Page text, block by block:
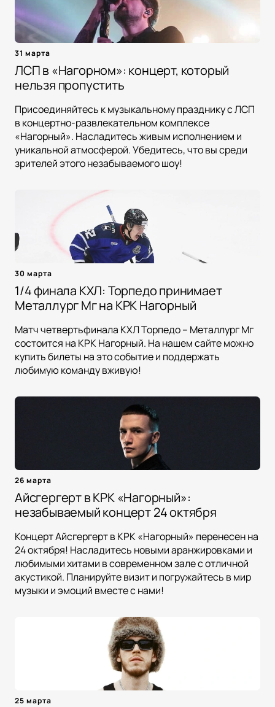
31 марта
ЛСП в «Нагорном»: концерт, который
нельзя пропустить
Присоединяйтесь к музыкальному празднику с ЛСП
в концертно-развлекательном комплексе
«Нагорный». Насладитесь живым исполнением и
уникальной атмосферой. Убедитесь, что вы среди
зрителей этого незабываемого шоу!
30 марта
1/4 финала КХЛ: Торпедо принимает
Металлург Мг на КРК Нагорный
Матч четвертьфинала КХЛ Торпедо – Металлург Мг
состоится на КРК Нагорный. На нашем сайте можно
купить билеты на это событие и поддержать
любимую команду вживую!
26 марта
Айсгергерт в КРК «Нагорный»:
незабываемый концерт 24 октября
Концерт Айсгергерт в КРК «Нагорный» перенесен на
24 октября! Насладитесь новыми аранжировками и
любимыми хитами в современном зале с отличной
акустикой. Планируйте визит и погружайтесь в мир
музыки и эмоций вместе с нами!
25 марта